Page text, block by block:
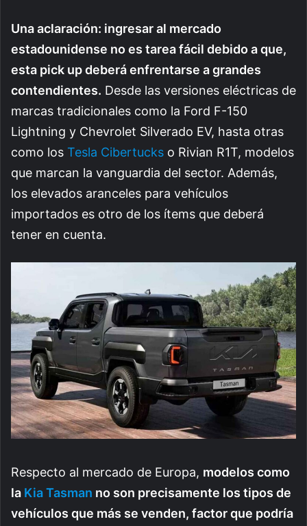
Una aclaración: ingresar al mercado
estadounidense no es tarea fácil debido a que,
esta pick up deberá enfrentarse a grandes
contendientes. Desde las versiones eléctricas de
marcas tradicionales como la Ford F-150
Lightning y Chevrolet Silverado EV, hasta otras
como los Tesla Cibertucks o Rivian R1T, modelos
que marcan la vanguardia del sector. Además,
los elevados aranceles para vehículos
importados es otro de los ítems que deberá
tener en cuenta.
Respecto al mercado de Europa, modelos como
la Kia Tasman no son precisamente los tipos de
vehículos que más se venden, factor que podría